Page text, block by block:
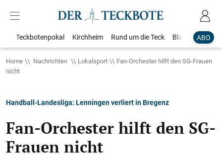
ABO
Teckbotenpokal Kirchheim Rund um die Teck Blaulicht
Home Nachrichten Lokalsport
Fan-Orchester hilft den SG-Frauen
nicht
Handball-Landesliga: Lenningen verliert in Bregenz
Fan-Orchester hilft den SG-
Frauen nicht